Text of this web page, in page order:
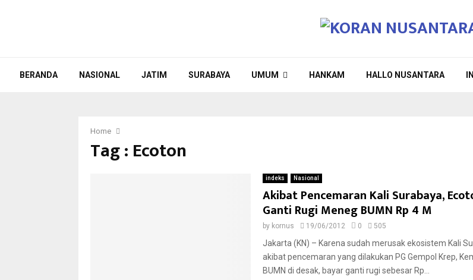
BERANDA NASIONAL JATIM SURABAYA UMUM HANKAM HALLO NUSANTARA
Home
Tag : Ecoton
indeks Nasional
Akibat Pencemaran Kali Surabaya,
Ganti Rugi Meneg BUMN Rp 4 M
by kornus 19/06/2012 0 505
Jakarta (KN) – Karena sudah merusak ekosistem Kali
akibat pencemaran yang dilakukan PG Gempol Krep,
BUMN di desak, bayar ganti rugi sebesar Rp...